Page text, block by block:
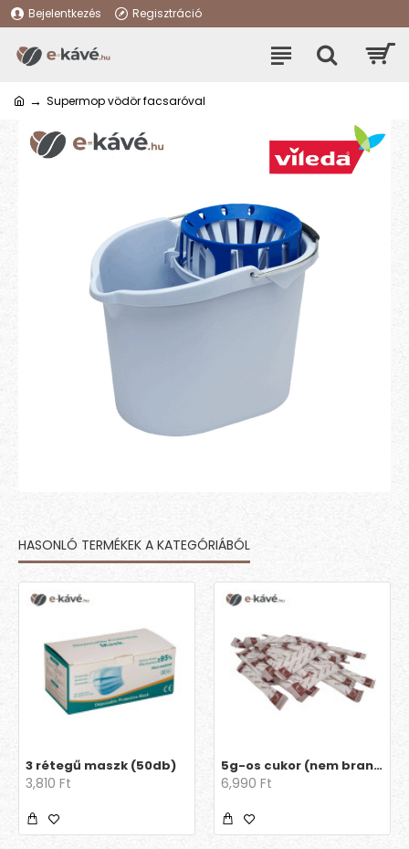
Bejelentkezés Regisztráció
Supermop vödör facsaróval
HASONLÓ TERMÉKEK A KATEGÓRIÁBÓL
3 rétegű maszk (50db)
3,810 Ft
5g-os cukor (nem brandingelt)
6,990 Ft